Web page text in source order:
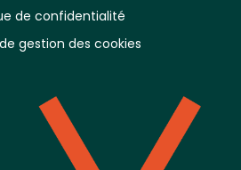
de confidentialité
gestion des cookies